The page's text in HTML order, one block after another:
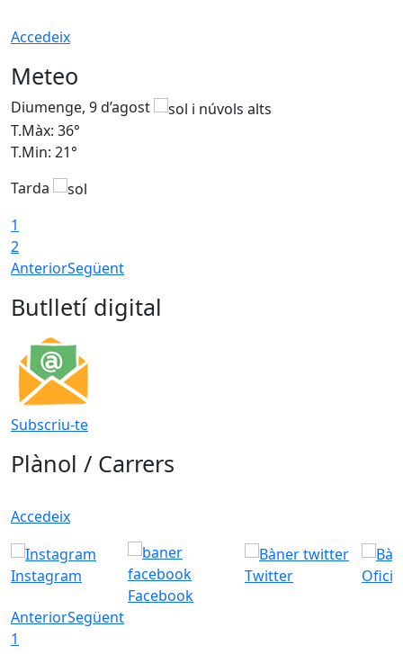
Accedeix
Meteo
Diumenge, 9 d’agost
T.Màx: 36°
T.Min: 21°
Tarda
1
2
AnteriorSegüent
Butlletí digital
Subscriu-te
Plànol / Carrers
Accedeix
Instagram
Facebook
Twitter
AnteriorSegüent
1